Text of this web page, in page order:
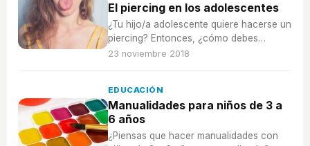
El piercing en los adolescentes
¿Tu hijo/a adolescente quiere hacerse un
piercing? Entonces, ¿cómo debes
actuar? ¿Qué riesgos entraña que se lo
23 noviembre 2018
EDUCACIÓN
Manualidades para niños de 3 a
6 años
¿Piensas que hacer manualidades con